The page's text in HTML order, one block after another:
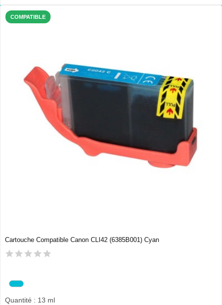
COMPATIBLE
Cartouche Compatible Canon CLI42 (6385B001) Cyan
Quantité : 13 ml